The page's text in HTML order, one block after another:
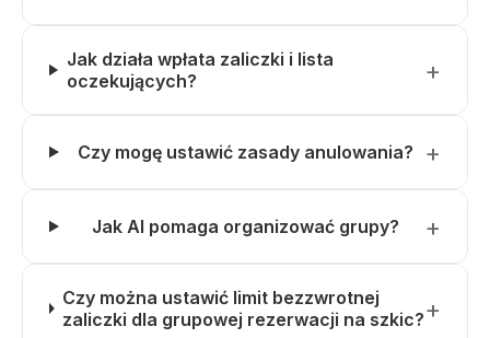
Jak działa wpłata zaliczki i lista
oczekujących?
Czy mogę ustawić zasady anulowania?
Jak AI pomaga organizować grupy?
Czy można ustawić limit bezzwrotnej
zaliczki dla grupowej rezerwacji na szkic?